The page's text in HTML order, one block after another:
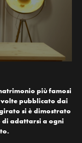
più famosi
pubblicato dai
si è dimostrato
di adattarsi a ogni